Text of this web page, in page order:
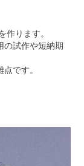
作ります。
の試作や短納期
です。